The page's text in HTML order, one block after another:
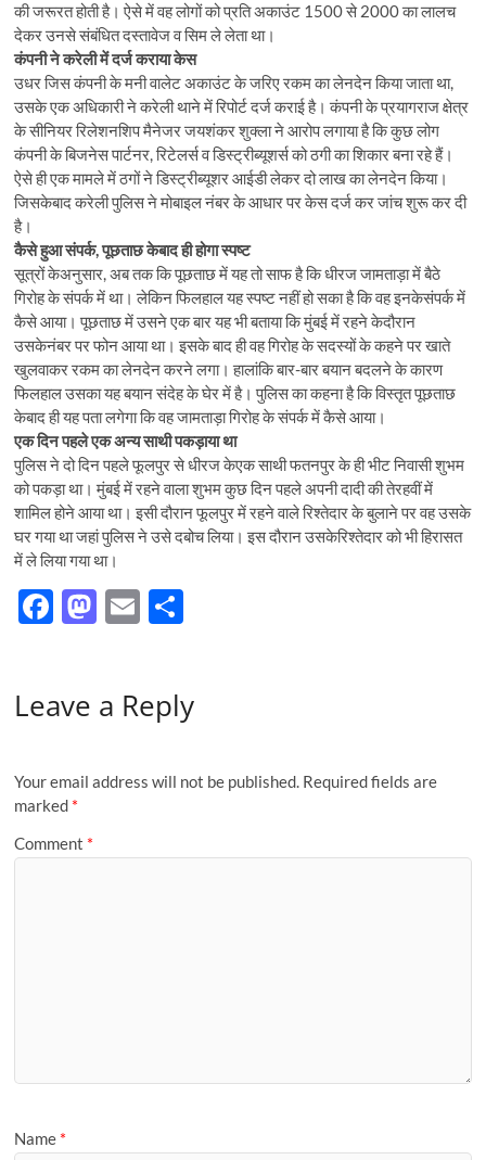
की जरूरत होती है। ऐसे में वह लोगों को प्रति अकाउंट 1500 से 2000 का लालच
देकर उनसे संबंधित दस्तावेज व सिम ले लेता था।
कंपनी ने करेली में दर्ज कराया केस
उधर जिस कंपनी के मनी वालेट अकाउंट के जरिए रकम का लेनदेन किया जाता था,
उसके एक अधिकारी ने करेली थाने में रिपोर्ट दर्ज कराई है। कंपनी के प्रयागराज क्षेत्र
के सीनियर रिलेशनशिप मैनेजर जयशंकर शुक्ला ने आरोप लगाया है कि कुछ लोग
कंपनी के बिजनेस पार्टनर, रिटेलर्स व डिस्ट्रीब्यूशर्स को ठगी का शिकार बना रहे हैं।
ऐसे ही एक मामले में ठगों ने डिस्ट्रीब्यूशर आईडी लेकर दो लाख का लेनदेन किया।
जिसकेबाद करेली पुलिस ने मोबाइल नंबर के आधार पर केस दर्ज कर जांच शुरू कर दी
है।
कैसे हुआ संपर्क, पूछताछ केबाद ही होगा स्पष्ट
सूत्रों केअनुसार, अब तक कि पूछताछ में यह तो साफ है कि धीरज जामताड़ा में बैठे
गिरोह के संपर्क में था। लेकिन फिलहाल यह स्पष्ट नहीं हो सका है कि वह इनकेसंपर्क में
कैसे आया। पूछताछ में उसने एक बार यह भी बताया कि मुंबई में रहने केदौरान
उसकेनंबर पर फोन आया था। इसके बाद ही वह गिरोह के सदस्यों के कहने पर खाते
खुलवाकर रकम का लेनदेन करने लगा। हालांकि बार-बार बयान बदलने के कारण
फिलहाल उसका यह बयान संदेह के घेर में है। पुलिस का कहना है कि विस्तृत पूछताछ
केबाद ही यह पता लगेगा कि वह जामताड़ा गिरोह के संपर्क में कैसे आया।
एक दिन पहले एक अन्य साथी पकड़ाया था
पुलिस ने दो दिन पहले फूलपुर से धीरज केएक साथी फतनपुर के ही भीट निवासी शुभम
को पकड़ा था। मुंबई में रहने वाला शुभम कुछ दिन पहले अपनी दादी की तेरहवीं में
शामिल होने आया था। इसी दौरान फूलपुर में रहने वाले रिश्तेदार के बुलाने पर वह उसके
घर गया था जहां पुलिस ने उसे दबोच लिया। इस दौरान उसकेरिश्तेदार को भी हिरासत
में ले लिया गया था।
F
b
o
k
M
d
n
E
e
Leave a Reply
Your email address will not be published. Required fields are
marked *
Comment *
Name *